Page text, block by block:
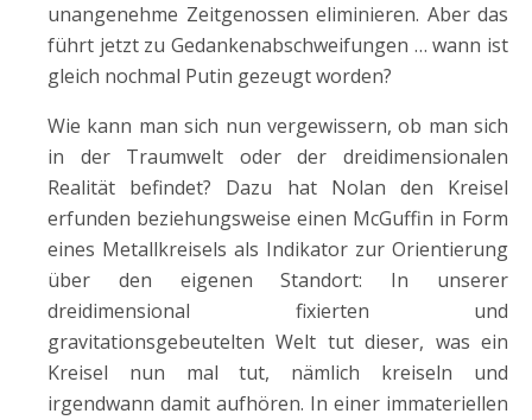
unangenehme Zeitgenossen eliminieren. Aber das
führt jetzt zu Gedankenabschweifungen … wann ist
gleich nochmal Putin gezeugt worden?
Wie kann man sich nun vergewissern, ob man sich
in der Traumwelt oder der dreidimensionalen
Realität befindet? Dazu hat Nolan den Kreisel
erfunden beziehungsweise einen McGuffin in Form
eines Metallkreisels als Indikator zur Orientierung
über den eigenen Standort: In unserer
dreidimensional fixierten und
gravitationsgebeutelten Welt tut dieser, was ein
Kreisel nun mal tut, nämlich kreiseln und
irgendwann damit aufhören. In einer immateriellen